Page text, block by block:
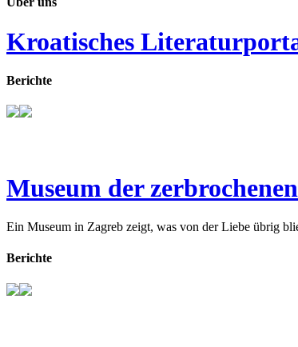
Kroatisches
Berichte
Museum der
Ein Museum in Zagreb zeigt, was von der Liebe übrig
Berichte